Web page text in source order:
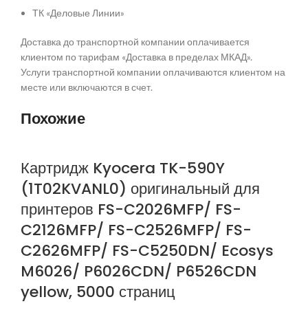
ТК «Деловые Линии»
Доставка до транспортной компании оплачивается
клиентом по тарифам «Доставка в пределах МКАД».
Услуги транспортной компании оплачиваются клиентом на
месте или включаются в счет.
Похожие
Картридж Kyocera TK-590Y
(1T02KVANL0) оригинальный для
принтеров FS-C2026MFP/ FS-
C2126MFP/ FS-C2526MFP/ FS-
C2626MFP/ FS-C5250DN/ Ecosys
M6026/ P6026CDN/ P6526CDN
yellow, 5000 страниц